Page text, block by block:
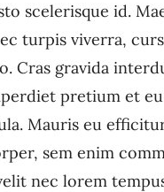
scelerisque id.
turpis viverra,
Cras gravida
pretium et
Mauris eu
sem enim
nec lorem